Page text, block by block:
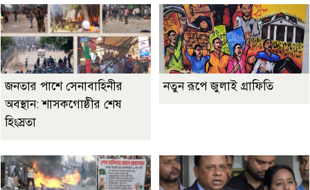
জনতার পাশে সেনাবাহিনীর
অবস্থান: শাসকগোষ্ঠীর শেষ
হিংস্রতা
নতুন রূপে জুলাই গ্রাফিতি